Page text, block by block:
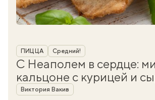
Рубрика
ПИЦЦА Средний!
С Неаполем в сердце:
кальцоне с курицей и
Автор
Виктория Вакив